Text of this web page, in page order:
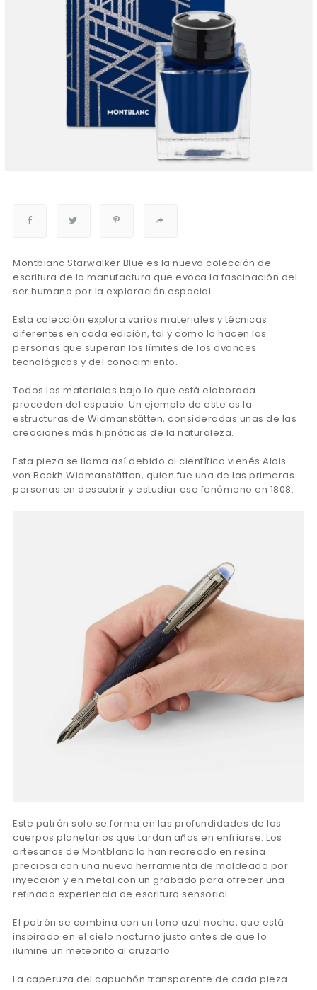
Montblanc Starwalker Blue es la nueva colección de
escritura de la manufactura que evoca la fascinación del
ser humano por la exploración espacial.
Esta colección explora varios materiales y técnicas
diferentes en cada edición, tal y como lo hacen las
personas que superan los límites de los avances
tecnológicos y del conocimiento.
Todos los materiales bajo lo que está elaborada
proceden del espacio. Un ejemplo de este es la
estructuras de Widmanstätten, consideradas unas de las
creaciones más hipnóticas de la naturaleza.
Esta pieza se llama así debido al científico vienés Alois
von Beckh Widmanstätten, quien fue una de las primeras
personas en descubrir y estudiar ese fenómeno en 1808.
Este patrón solo se forma en las profundidades de los
cuerpos planetarios que tardan años en enfriarse. Los
artesanos de Montblanc lo han recreado en resina
preciosa con una nueva herramienta de moldeado por
inyección y en metal con un grabado para ofrecer una
refinada experiencia de escritura sensorial.
El patrón se combina con un tono azul noche, que está
inspirado en el cielo nocturno justo antes de que lo
ilumine un meteorito al cruzarlo.
La caperuza del capuchón transparente de cada pieza